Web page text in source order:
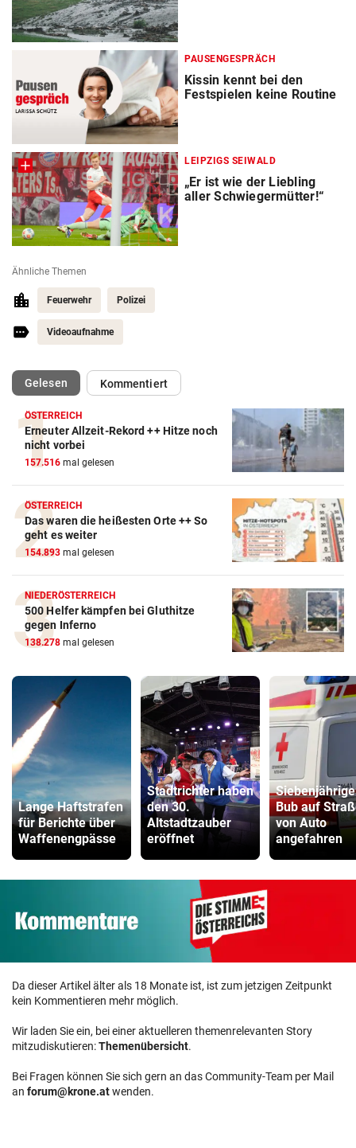
PAUSENGESPRÄCH
Kissin kennt bei den
Festspielen keine Routine
LEIPZIGS SEIWALD
„Er ist wie der Liebling
aller Schwiegermütter!“
Ähnliche Themen
Feuerwehr Polizei
Videoaufnahme
Gelesen(ausgewählt)Kommentiert
ÖSTERREICH
Erneuter Allzeit-Rekord ++ Hitze noch
nicht vorbei
157.516 mal gelesen
ÖSTERREICH
Das waren die heißesten Orte ++ So
geht es weiter
154.893 mal gelesen
NIEDERÖSTERREICH
500 Helfer kämpfen bei Gluthitze
gegen Inferno
138.278 mal gelesen
Lange Haftstrafen
für Berichte über
Waffenengpässe
Stadtrichter haben
den 30.
Altstadtzauber
eröffnet
Bub auf
von Auto
angefahren
Da dieser Artikel älter als 18 Monate ist, ist zum jetzigen Zeitpunkt
kein Kommentieren mehr möglich.
Wir laden Sie ein, bei einer aktuelleren themenrelevanten Story
mitzudiskutieren:Themenübersicht.
Bei Fragen können Sie sich gern an das Community-Team per Mail
an forum@krone.atwenden.